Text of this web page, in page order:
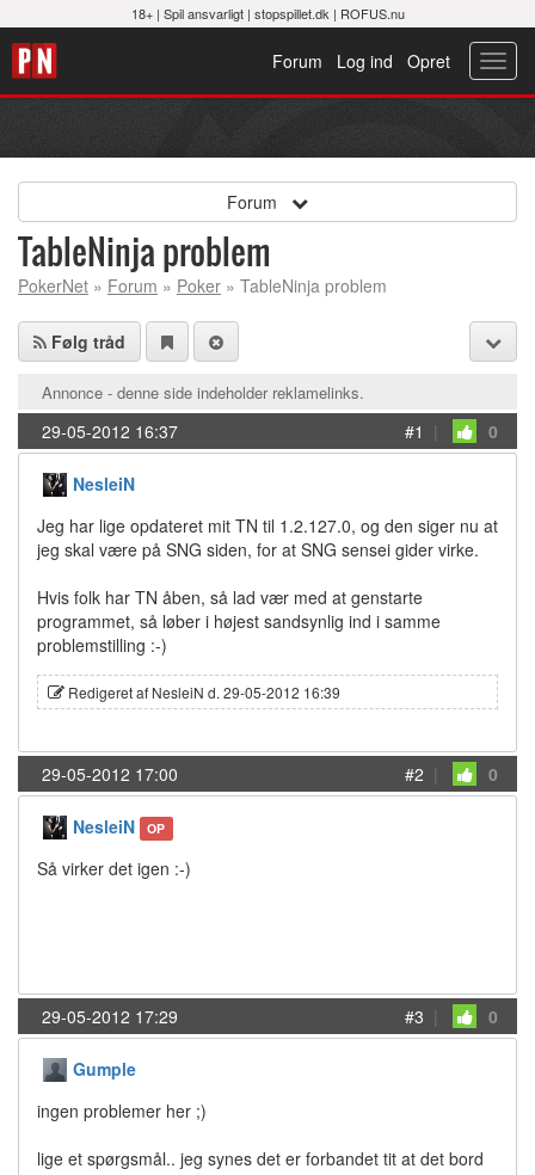
18+ | Spil ansvarligt| stopspillet.dk | ROFUS.nu
Opret
Log ind
Forum
Forum
TableNinja problem
PokerNet » Forum » Poker » TableNinja problem
Følg tråd
Annonce - denne side indeholder reklamelinks.
29-05-2012 16:37 #1 | 0
NesleiN
Jeg har lige opdateret mit TN til 1.2.127.0, og den siger nu at
jeg skal være på SNG siden, for at SNG sensei gider virke.
Hvis folk har TN åben, så lad vær med at genstarte
programmet, så løber i højest sandsynlig ind i samme
problemstilling :-)
Redigeret af NesleiN d. 29-05-2012 16:39
29-05-2012 17:00 #2 | 0
NesleiN OP
Så virker det igen :-)
29-05-2012 17:29 #3 | 0
Gumple
ingen problemer her ;)
lige et spørgsmål.. jeg synes det er forbandet tit at det bord